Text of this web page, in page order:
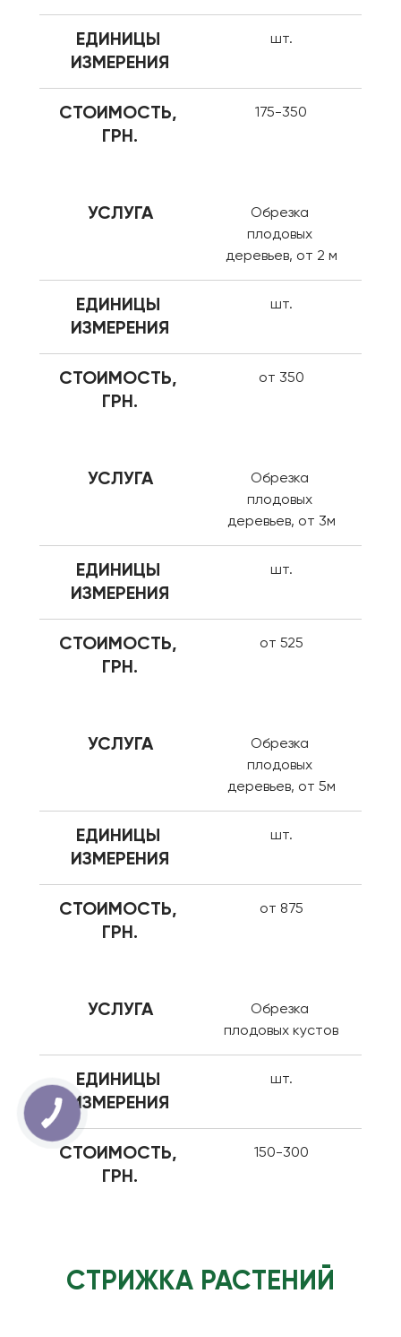
ЕДИНИЦЫ
ИЗМЕРЕНИЯ
шт.
СТОИМОСТЬ,
ГРН.
175-350
УСЛУГА
Обрезка
плодовых
деревьев, от 2 м
ЕДИНИЦЫ
ИЗМЕРЕНИЯ
шт.
СТОИМОСТЬ,
ГРН.
от 350
УСЛУГА
Обрезка
плодовых
деревьев, от 3м
ЕДИНИЦЫ
ИЗМЕРЕНИЯ
шт.
СТОИМОСТЬ,
ГРН.
от 525
УСЛУГА
Обрезка
плодовых
деревьев, от 5м
ЕДИНИЦЫ
ИЗМЕРЕНИЯ
шт.
СТОИМОСТЬ,
ГРН.
от 875
УСЛУГА
Обрезка
плодовых кустов
ЕДИНИЦЫ
ИЗМЕРЕНИЯ
шт.
СТОИМОСТЬ,
ГРН.
150-300
СТРИЖКА РАСТЕНИЙ